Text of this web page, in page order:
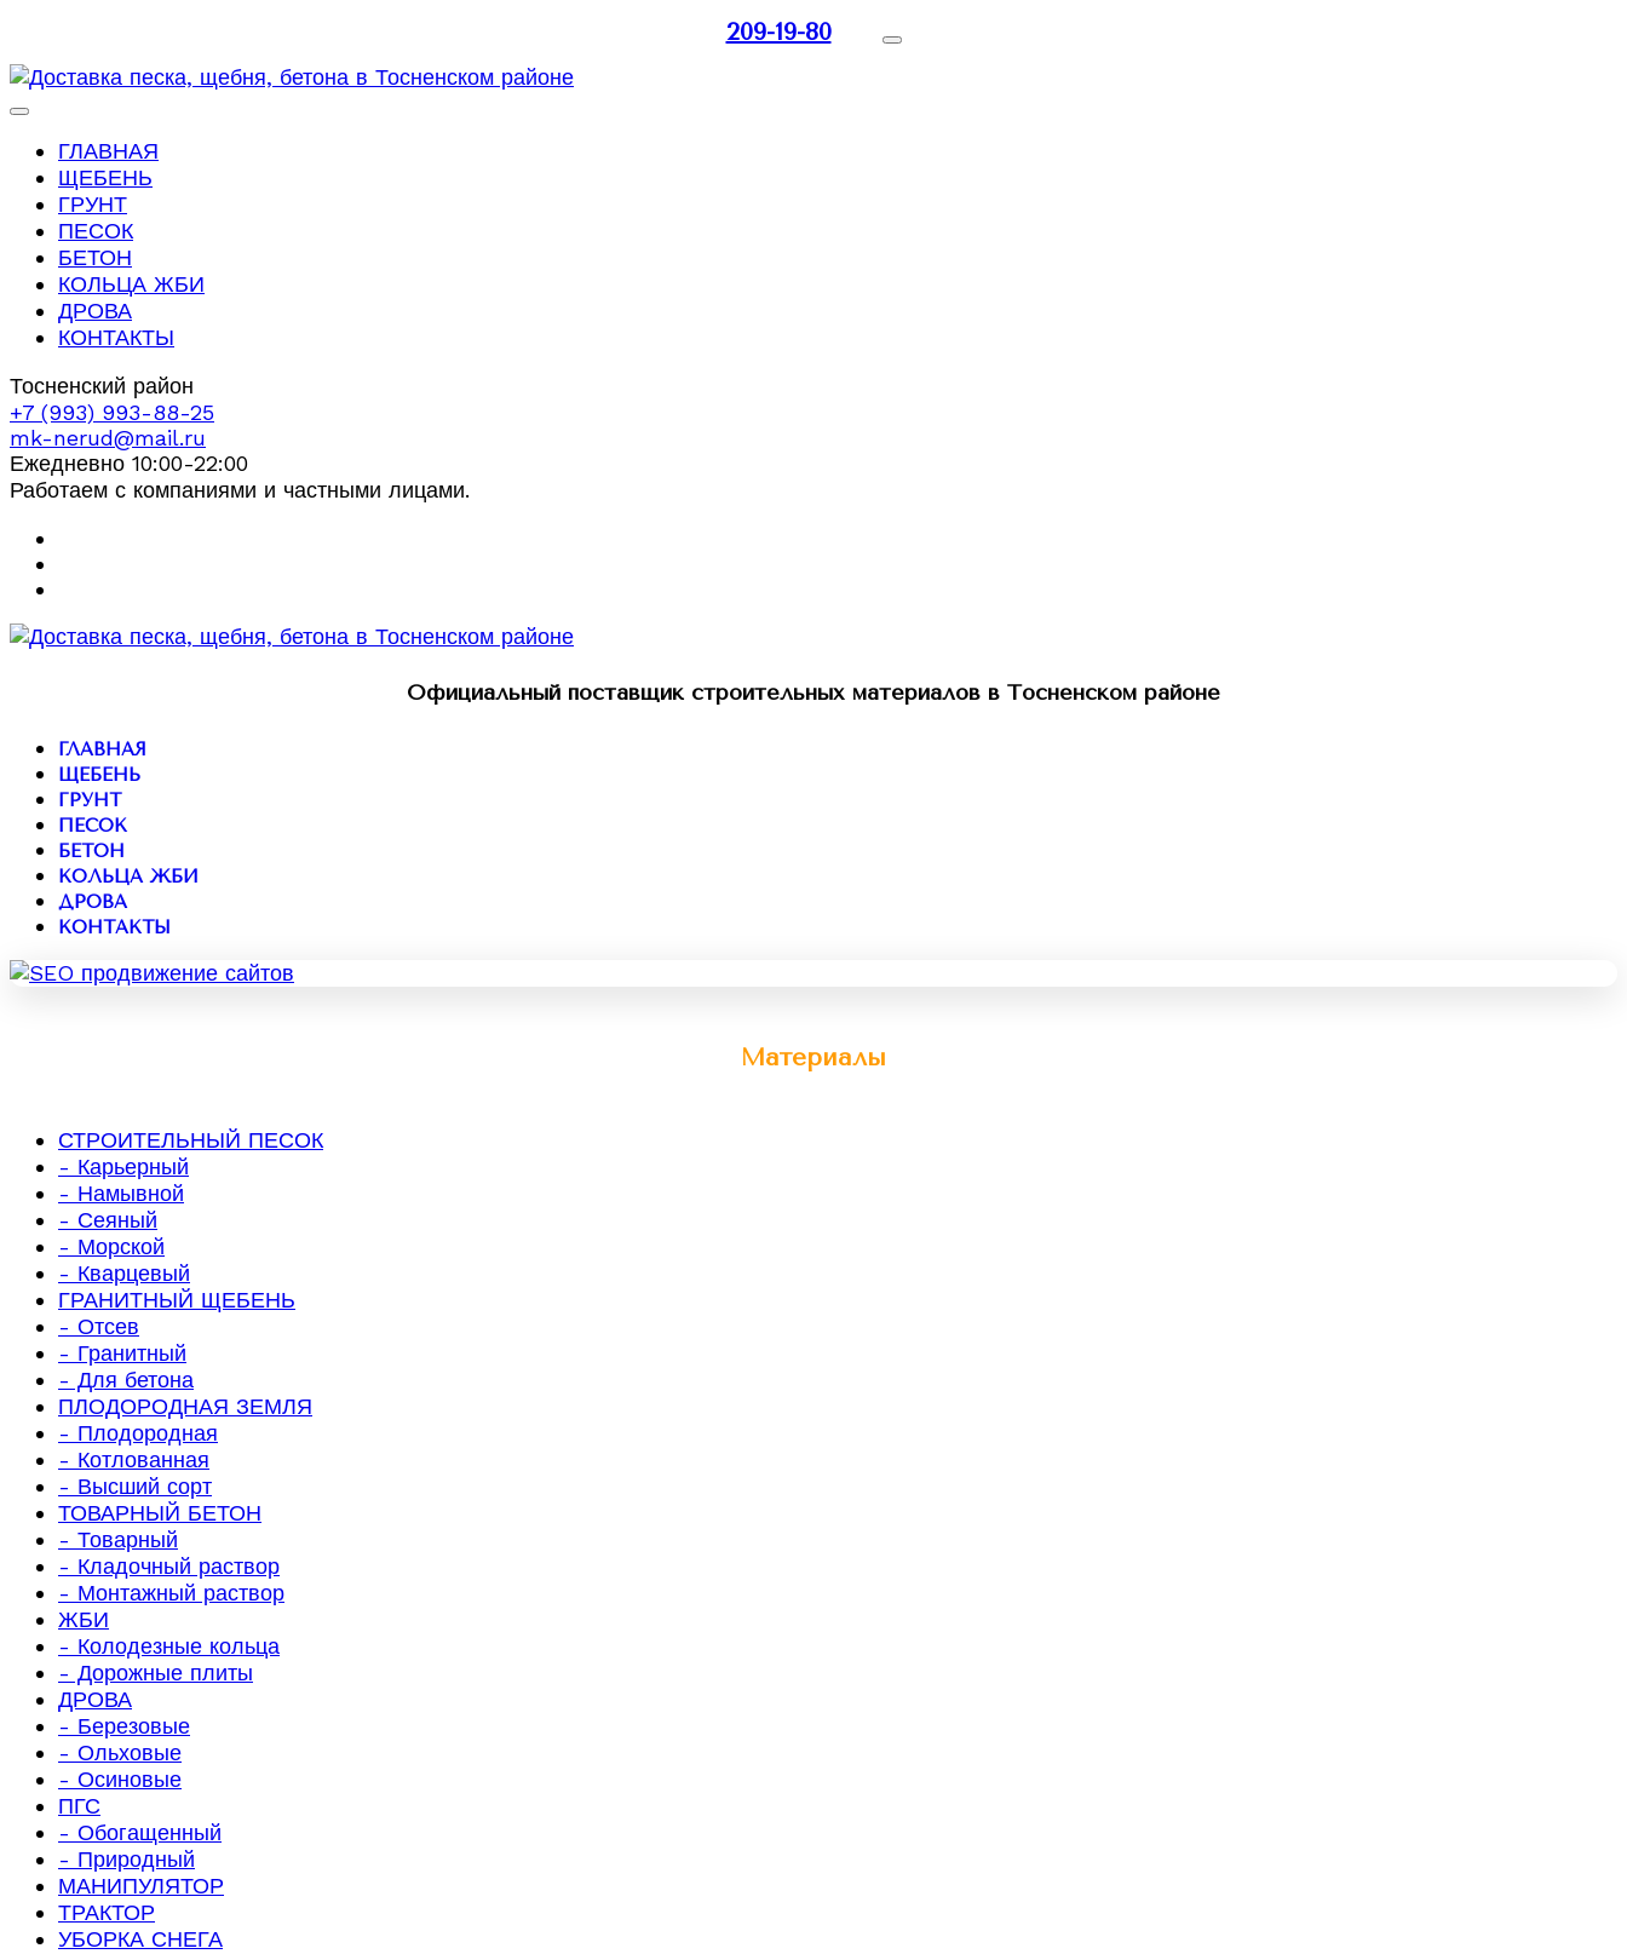
209-19-80
ГЛАВНАЯ
ЩЕБЕНЬ
ГРУНТ
ПЕСОК
БЕТОН
КОЛЬЦА ЖБИ
ДРОВА
КОНТАКТЫ
Тосненский район
+7 (993) 993-88-25
mk-nerud@mail.ru
Ежедневно 10:00-22:00
Работаем с компаниями и частными лицами.
Официальный поставщик строительных материалов в Тосненском районе
ГЛАВНАЯ
ЩЕБЕНЬ
ГРУНТ
ПЕСОК
БЕТОН
КОЛЬЦА ЖБИ
ДРОВА
КОНТАКТЫ
Материалы
СТРОИТЕЛЬНЫЙ ПЕСОК
- Карьерный
- Намывной
- Сеяный
- Морской
- Кварцевый
ГРАНИТНЫЙ ЩЕБЕНЬ
- Отсев
- Гранитный
- Для бетона
ПЛОДОРОДНАЯ ЗЕМЛЯ
- Плодородная
- Котлованная
- Высший сорт
ТОВАРНЫЙ БЕТОН
- Товарный
- Кладочный раствор
- Монтажный раствор
ЖБИ
- Колодезные кольца
- Дорожные плиты
ДРОВА
- Березовые
- Ольховые
- Осиновые
ПГС
- Обогащенный
- Природный
МАНИПУЛЯТОР
ТРАКТОР
УБОРКА СНЕГА